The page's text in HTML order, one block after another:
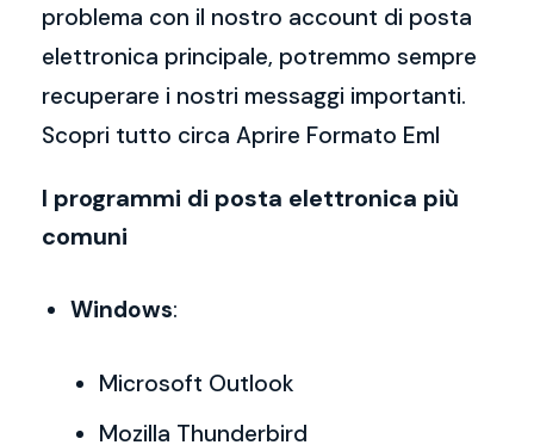
problema con il nostro account di posta
elettronica principale, potremmo sempre
recuperare i nostri messaggi importanti.
Scopri tutto circa Aprire Formato Eml
I programmi di posta elettronica più
comuni
Windows:
Microsoft Outlook
Mozilla Thunderbird